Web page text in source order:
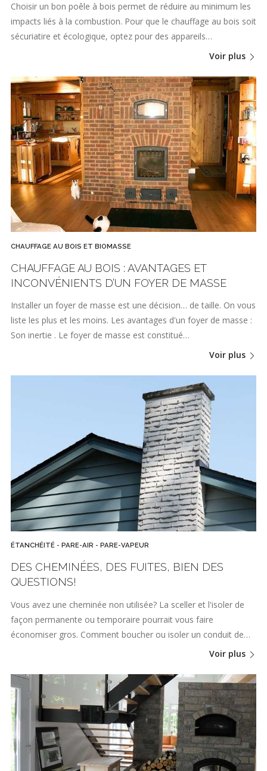
Choisir un bon poêle à bois permet de réduire au minimum les
impacts liés à la combustion. Pour que le chauffage au bois soit
sécuriatire et écologique, optez pour des appareils…
Voir plus
CHAUFFAGE AU BOIS ET BIOMASSE
CHAUFFAGE AU BOIS : AVANTAGES ET
INCONVÉNIENTS D’UN FOYER DE MASSE
Installer un foyer de masse est une décision… de taille. On vous
liste les plus et les moins. Les avantages d'un foyer de masse :
Son inertie . Le foyer de masse est constitué…
Voir plus
ÉTANCHÉITÉ - PARE-AIR - PARE-VAPEUR
DES CHEMINÉES, DES FUITES, BIEN DES
QUESTIONS!
Vous avez une cheminée non utilisée? La sceller et l'isoler de
façon permanente ou temporaire pourrait vous faire
économiser gros. Comment boucher ou isoler un conduit de…
Voir plus